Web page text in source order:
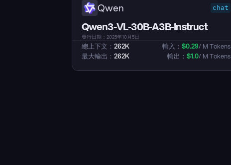
Qwen chat
Qwen3-VL-30B-A3B-Instruct
發行日期：2025年10月5日
總上下文： 262K
最大輸出： 262K
輸入： $0.29/ M Tokens
輸出： $1.0/ M Tokens